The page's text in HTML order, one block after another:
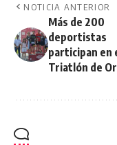
NOTICIA ANTERIOR
Más de 200
deportistas
participan en
Triatlón de